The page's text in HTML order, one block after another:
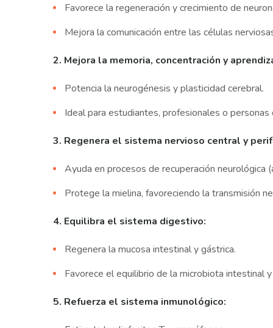
Favorece la regeneración y crecimiento de
Mejora la comunicación entre las células
2. Mejora la memoria, concentración y
Potencia la neurogénesis y plasticidad cerebral.
Ideal para estudiantes, profesionales o
3. Regenera el sistema nervioso central y
Ayuda en procesos de recuperación neurológica
Protege la mielina, favoreciendo la transmisión
4. Equilibra el sistema digestivo:
Regenera la mucosa intestinal y gástrica.
Favorece el equilibrio de la microbiota intestinal
5. Refuerza el sistema inmunológico: